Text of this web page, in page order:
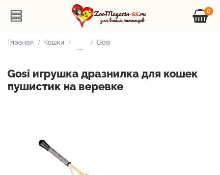
0
Главная Кошки
...
Gosi
Gosi игрушка дразнилка для кошек
пушистик на веревке